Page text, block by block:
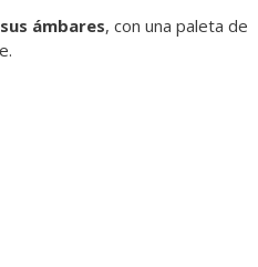
ámbares, con una paleta de